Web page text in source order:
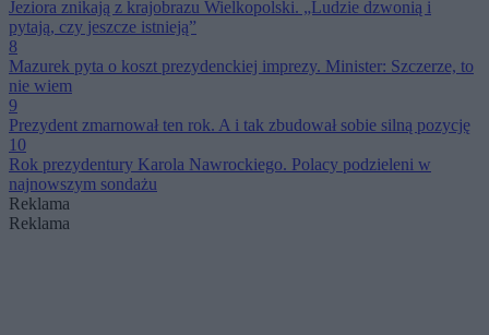
Jeziora znikają z krajobrazu Wielkopolski. „Ludzie dzwonią i
pytają, czy jeszcze istnieją”
8
Mazurek pyta o koszt prezydenckiej imprezy. Minister: Szczerze, to
nie wiem
9
Prezydent zmarnował ten rok. A i tak zbudował sobie silną pozycję
10
Rok prezydentury Karola Nawrockiego. Polacy podzieleni w
najnowszym sondażu
Reklama
Reklama